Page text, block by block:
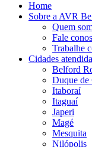
Home
Sobre a AVR
Quem
Fale
Trabalhe
Cidades
Belford
Duque de
Itaboraí
Itaguaí
Japeri
Magé
Mesquita
Nilópolis